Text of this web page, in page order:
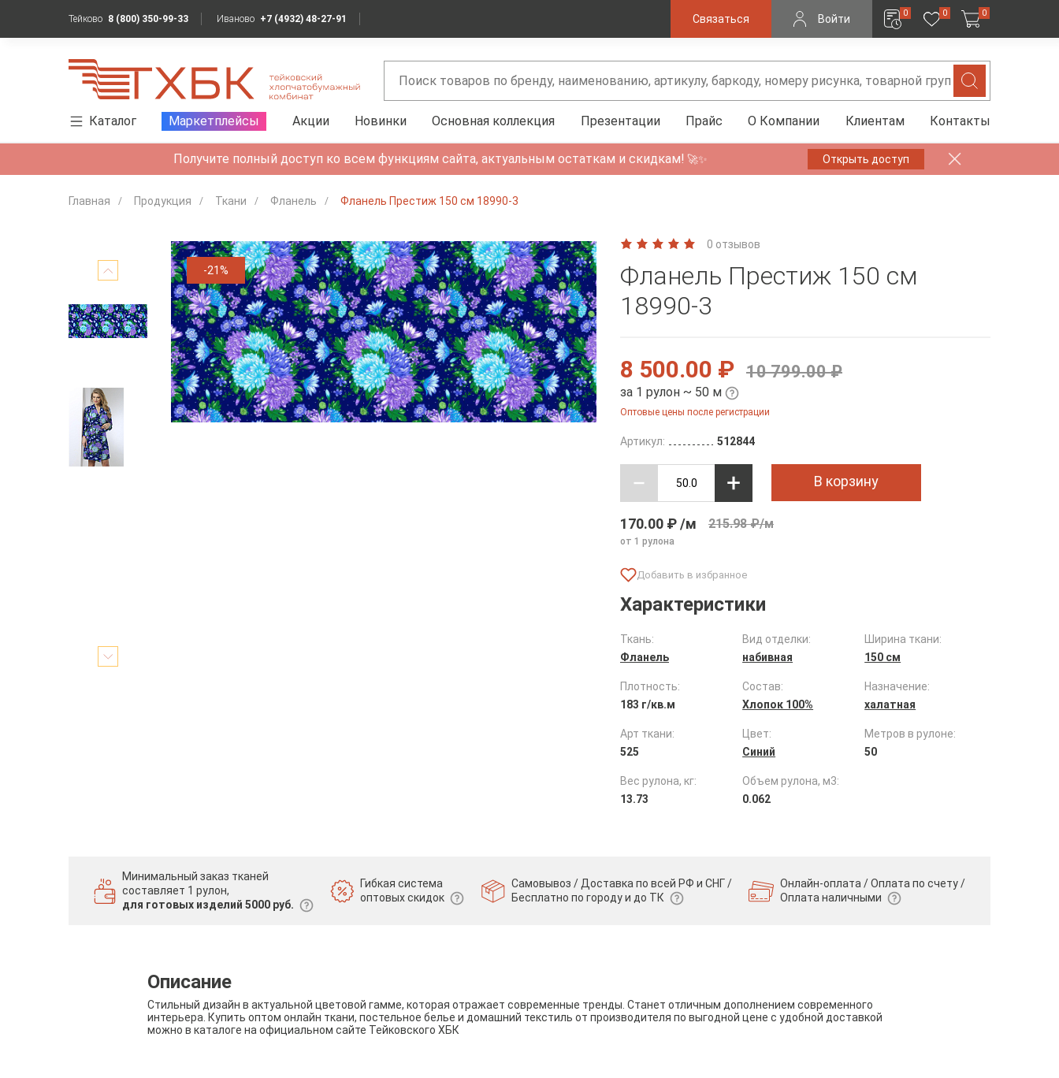
Тейково 8 (800) 350-99-33 Иваново +7 (4932) 48-27-91 Связаться Войти 0 0 0
Каталог Маркетплейсы Акции Новинки Основная коллекция Презентации Прайс О Компании Клиентам Контакты
Получите полный доступ ко всем функциям сайта, актуальным остаткам и скидкам! 🚀✨ Открыть доступ
Главная Продукция Ткани Фланель Фланель Престиж 150 см 18990-3
-21%
0 отзывов
Фланель Престиж 150 см
18990-3
8 500.00 ₽ 10 799.00 ₽
за 1 рулон ~ 50 м
Оптовые цены после регистрации
Артикул: 512844
В корзину
170.00 ₽ /м 215.98 ₽/м
от 1 рулона
Характеристики
Ткань:
Фланель
Вид отделки:
набивная
Ширина ткани:
150 см
Плотность:
183 г/кв.м
Состав:
Хлопок 100%
Назначение:
халатная
Арт ткани:
525
Цвет:
Синий
Метров в рулоне:
50
Вес рулона, кг:
13.73
Объем рулона, м3:
0.062
Минимальный заказ тканей
составляет 1 рулон,
для готовых изделий 5000 руб.
Гибкая система
оптовых скидок
Самовывоз / Доставка по всей РФ и СНГ /
Бесплатно по городу и до ТК
Онлайн-оплата / Оплата по счету /
Оплата наличными
Описание
Стильный дизайн в актуальной цветовой гамме, которая отражает современные тренды. Станет отличным дополнением современного
интерьера. Купить оптом онлайн ткани, постельное белье и домашний текстиль от производителя по выгодной цене с удобной доставкой
можно в каталоге на официальном сайте Тейковского ХБК